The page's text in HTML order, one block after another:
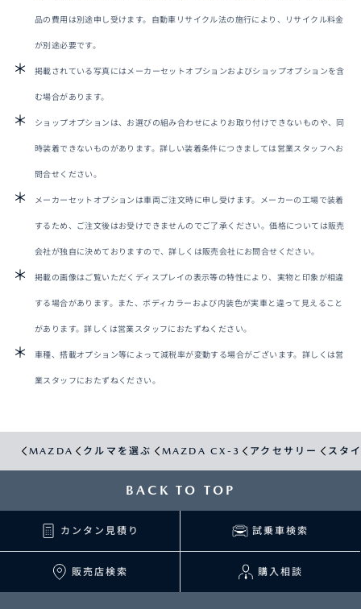
オーナーサポート
中古車
お問合せ/FAQ
企業・IR・採用
品の費用は別途申し受けます。自動車リサイクル法の施行により、リサイクル料金
が別途必要です。
掲載されている写真にはメーカーセットオプションおよびショップオプションを含
む場合があります。
ショップオプションは、お選びの組み合わせによりお取り付けできないものや、同
時装着できないものがあります。詳しい装着条件につきましては営業スタッフへお
問合せください。
メーカーセットオプションは車両ご注文時に申し受けます。メーカーの工場で装着
するため、ご注文後はお受けできませんのでご了承ください。価格については販売
会社が独自に決めておりますので、詳しくは販売会社にお問合せください。
掲載の画像はご覧いただくディスプレイの表示等の特性により、実物と印象が相違
する場合があります。また、ボディカラーおよび内装色が実車と違って見えること
があります。詳しくは営業スタッフにおたずねください。
車種、搭載オプション等によって減税率が変動する場合がございます。詳しくは営
業スタッフにおたずねください。
MAZDA クルマを選ぶ MAZDA CX-3 アクセサリー スタ
BACK TO TOP
カンタン見積り 試乗車検索
販売店検索 購入相談